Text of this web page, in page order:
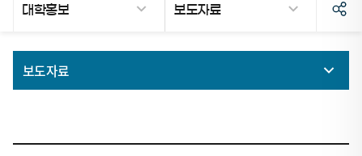
대학홍보 보도자료
보도자료